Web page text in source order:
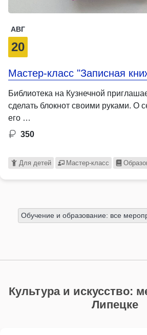
АВГ
20
Мастер-класс "Записная
Библиотека на Кузнечной
сделать блокнот своими руками. О
его …
350
Для детей Мастер-класс
Обучение и образование: все
Культура и искусство:
Липецке